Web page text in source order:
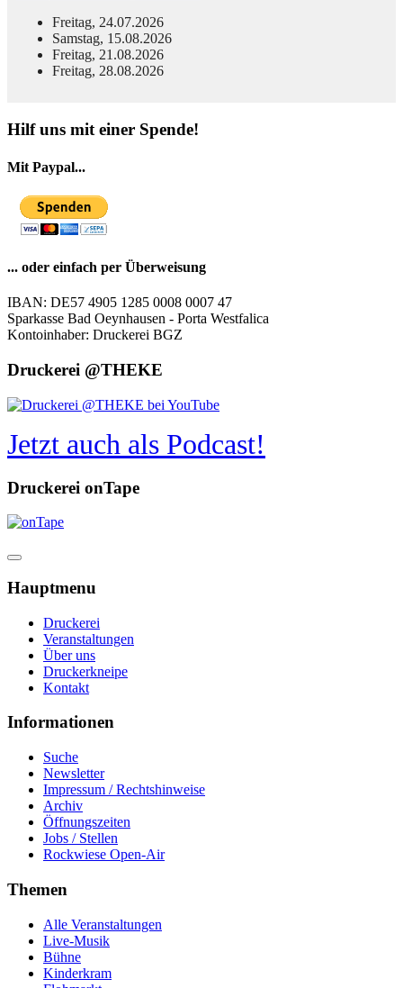
Freitag, 24.07.2026
Samstag, 15.08.2026
Freitag, 21.08.2026
Freitag, 28.08.2026
Hilf uns mit einer Spende!
Mit Paypal...
... oder einfach per Überweisung
IBAN: DE57 4905 1285 0008 0007 47
Sparkasse Bad Oeynhausen - Porta Westfalica
Kontoinhaber: Druckerei BGZ
Druckerei @THEKE
Jetzt auch als Podcast!
Druckerei onTape
Hauptmenu
Druckerei
Veranstaltungen
Über uns
Druckerkneipe
Kontakt
Informationen
Suche
Newsletter
Impressum / Rechtshinweise
Archiv
Öffnungszeiten
Jobs / Stellen
Rockwiese Open-Air
Themen
Alle Veranstaltungen
Live-Musik
Bühne
Kinderkram